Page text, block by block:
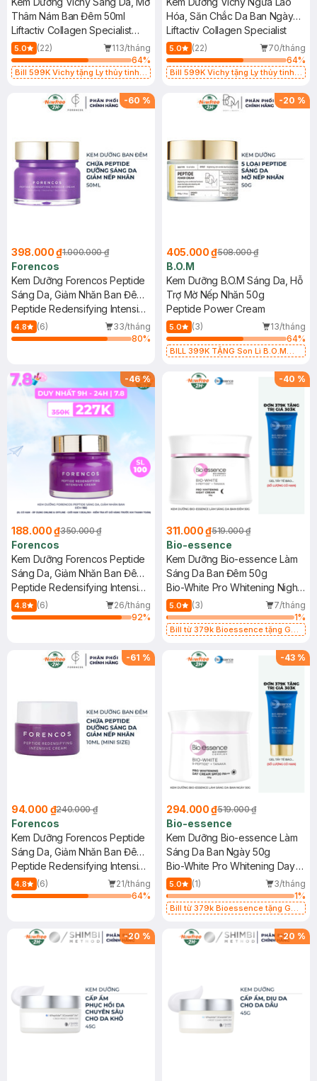
Thâm Nám Ban Đêm 50ml
Liftactiv Collagen Specialist
Night
5.0 (22)
113/tháng
64%
Bill 599K Vichy tặng Ly thủy tinh
Hóa, Săn Chắc Da Ban Ngày
50ml
Liftactiv Collagen Specialist
5.0 (22)
70/tháng
64%
Bill 599K Vichy tặng Ly thủy tinh
-60 %
398.000 ₫1.000.000 ₫
Forencos
Kem Dưỡng Forencos Peptide
Sáng Da, Giảm Nhăn Ban Đêm
50ml
Peptide Redensifying Intensive
Cream
4.8 (6)
33/tháng
80%
-20 %
405.000 ₫508.000 ₫
B.O.M
Kem Dưỡng B.O.M Sáng Da, Hỗ
Trợ Mờ Nếp Nhăn 50g
Peptide Power Cream
5.0 (3)
13/tháng
64%
BILL 399K TẶNG Son Lì B.O.M
(SL có hạn)
-46%
188.000 ₫350.000 ₫
Forencos
Kem Dưỡng Forencos Peptide
Sáng Da, Giảm Nhăn Ban Đêm
15g
Peptide Redensifying Intensive
Cream
4.8 (6)
26/tháng
92%
-40 %
311.000 ₫519.000 ₫
Bio-essence
Kem Dưỡng Bio-essence Làm
Sáng Da Ban Đêm 50g
Bio-White Pro Whitening Night
Cream
5.0 (3)
7/tháng
1%
Bill từ 379k Bioessence tặng Gel
-61 %
94.000 ₫240.000 ₫
Forencos
Kem Dưỡng Forencos Peptide
Sáng Da, Giảm Nhăn Ban Đêm
10ml
Peptide Redensifying Intensive
Cream Mini
4.8 (6)
21/tháng
64%
-43 %
294.000 ₫519.000 ₫
Bio-essence
Kem Dưỡng Bio-essence Làm
Sáng Da Ban Ngày 50g
Bio-White Pro Whitening Day
Cream SPF20 PA++
5.0 (1)
3/tháng
1%
Bill từ 379k Bioessence tặng Gel
-20 % -20 %